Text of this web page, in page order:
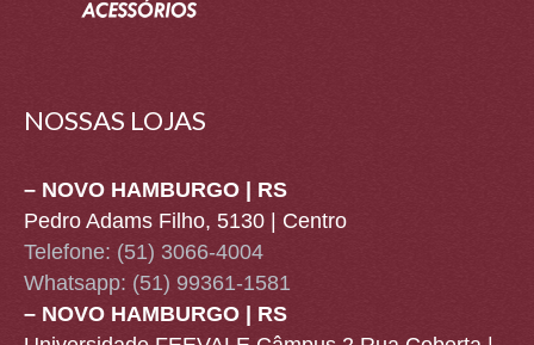
NOSSAS LOJAS
– NOVO HAMBURGO | RS
Pedro Adams Filho, 5130 | Centro
Telefone: (51) 3066-4004
Whatsapp: (51) 99361-1581
– NOVO HAMBURGO | RS